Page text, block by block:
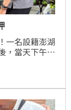
一名設籍澎湖
，當天下午鎖
人；案經南
反覆實施犯
聲押。